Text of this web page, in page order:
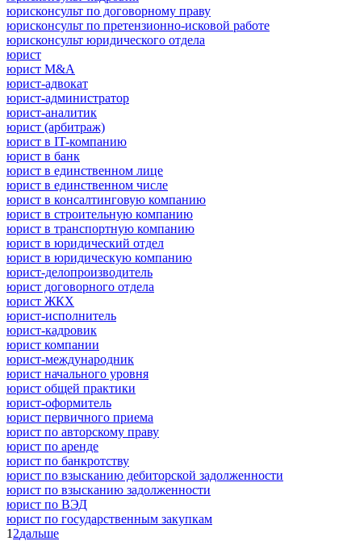
юрисконсульт по договорному праву
юрисконсульт по претензионно-исковой работе
юрисконсульт юридического отдела
юрист
юрист M&A
юрист-адвокат
юрист-администратор
юрист-аналитик
юрист (арбитраж)
юрист в IT-компанию
юрист в банк
юрист в единственном лице
юрист в единственном числе
юрист в консалтинговую компанию
юрист в строительную компанию
юрист в транспортную компанию
юрист в юридический отдел
юрист в юридическую компанию
юрист-делопроизводитель
юрист договорного отдела
юрист ЖКХ
юрист-исполнитель
юрист-кадровик
юрист компании
юрист-международник
юрист начального уровня
юрист общей практики
юрист-оформитель
юрист первичного приема
юрист по авторскому праву
юрист по аренде
юрист по банкротству
юрист по взысканию дебиторской задолженности
юрист по взысканию задолженности
юрист по ВЭД
юрист по государственным закупкам
1 2дальше